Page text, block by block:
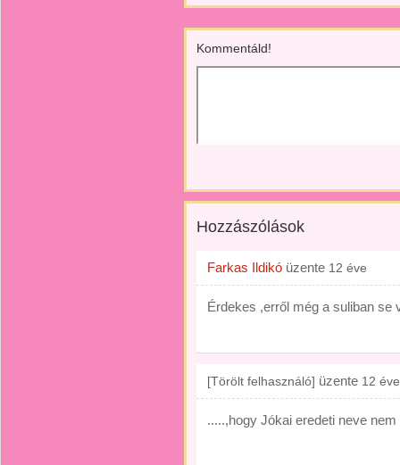
Kommentáld!
Hozzászólások
Farkas Ildikó üzente 12 éve
Érdekes ,erről még a suliban
[Törölt felhasználó] üzente 12 éve
.....,hogy Jókai eredeti neve